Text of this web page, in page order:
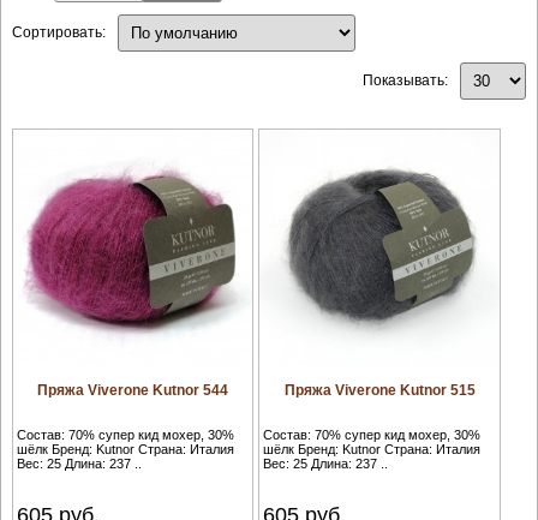
Сортировать:
Показывать:
Пряжа Viverone Kutnor 544
Состав: 70% супер кид мохер, 30%
шёлк Бренд: Kutnor Страна: Италия
Вес: 25 Длина: 237 ..
605руб.
Пряжа Viverone Kutnor 515
Состав: 70% супер кид мохер, 30%
шёлк Бренд: Kutnor Страна: Италия
Вес: 25 Длина: 237 ..
605 руб.